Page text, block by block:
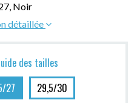
Noir
détaillée
des tailles
27 29,5/30